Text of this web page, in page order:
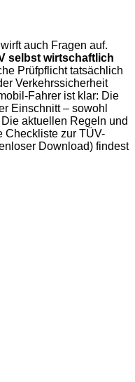
auch Fragen auf.
selbst wirtschaftlich
Prüfpflicht tatsächlich
Verkehrssicherheit
Fahrer ist klar: Die
Einschnitt – sowohl
aktuellen Regeln und
Checkliste zur TÜV-
Download) findest